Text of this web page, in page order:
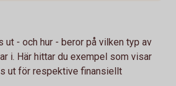
ut - och hur - beror på vilken typ av
i. Här hittar du exempel som visar
ut för respektive finansiellt